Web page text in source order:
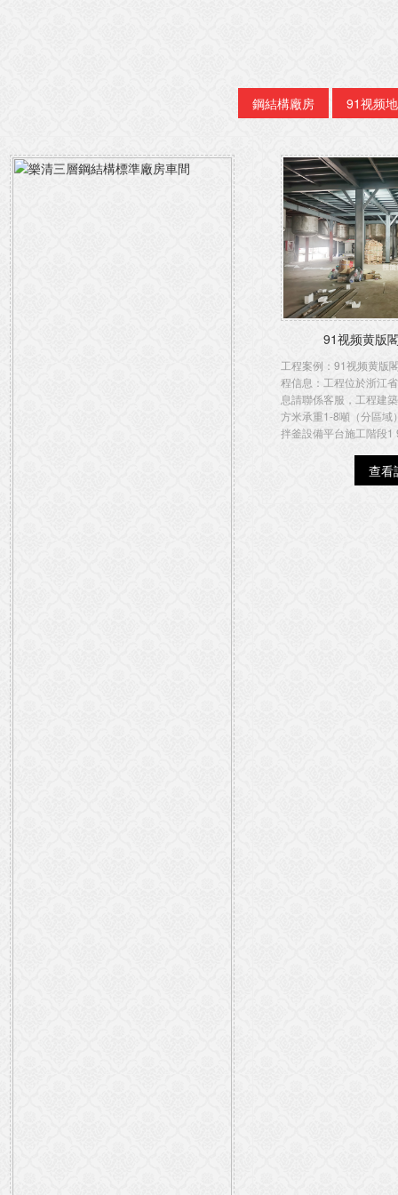
鋼結構廠房 91视频
91视频黄版
工程案例：91视频黄版
程信息：工程位於浙江
息請聯係客服，工程建
方米承重1-8噸（分區域
拌釜設備平台施工階段1
查看